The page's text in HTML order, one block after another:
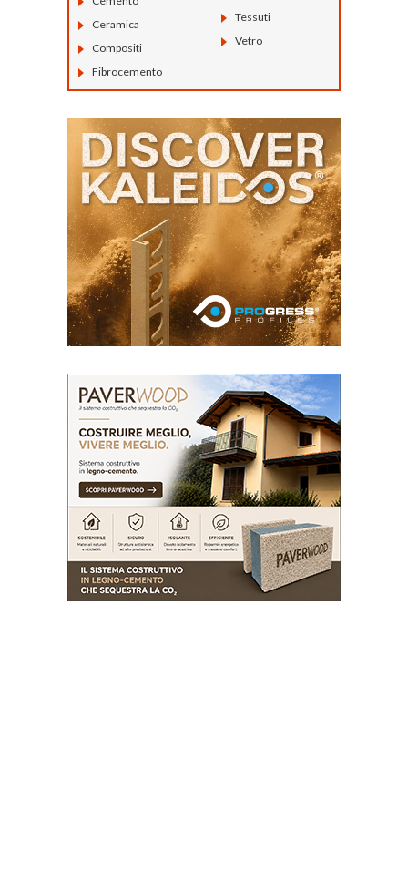
Ceramica
Compositi
Fibrocemento
Tessuti
Vetro